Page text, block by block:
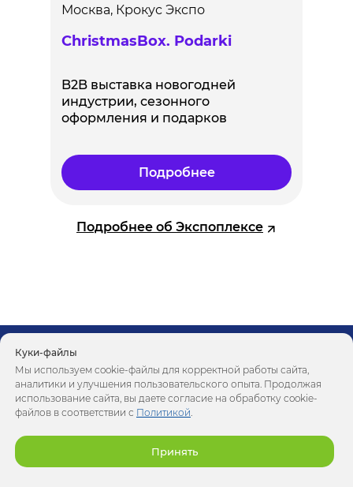
B2B выставка новогодней
индустрии, сезонного
оформления и подарков
ChristmasBox. Podarki
Подробнее
Москва, Крокус Экспо
Подробнее об Экспоплексе
ИНН 7705783547
ОКВЭД 82.30
ООО "МОККА Экспо Групп"
Каталог участников
Программа
Экспонентам
Куки-файлы
Мы используем cookie-файлы для корректной работы сайта,
аналитики и улучшения пользовательского опыта. Продолжая
использование сайта, вы даете согласие на обработку cookie-
файлов в соответствии с Политикой.
Принять